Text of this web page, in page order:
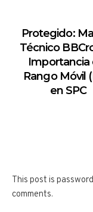
Protegido:
Técnico
Importancia
Rango Móvil
en SPC
This post is
comments.